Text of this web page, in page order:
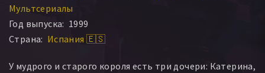
Мультсериалы
Год выпуска: 1999
Страна: Испания 🇪🇸
У мудрого и старого короля есть три дочери: Катерина,